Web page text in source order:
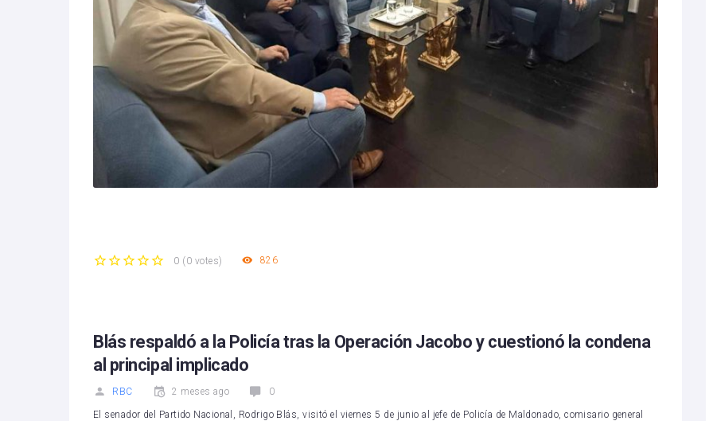
0 (0 votes) 826
Blás respaldó a la Policía tras la Operación Jacobo y cuestionó la condena
al principal implicado
RBC 2 meses ago 0
El senador del Partido Nacional, Rodrigo Blás, visitó el viernes 5 de junio al jefe de Policía de Maldonado, comisario general